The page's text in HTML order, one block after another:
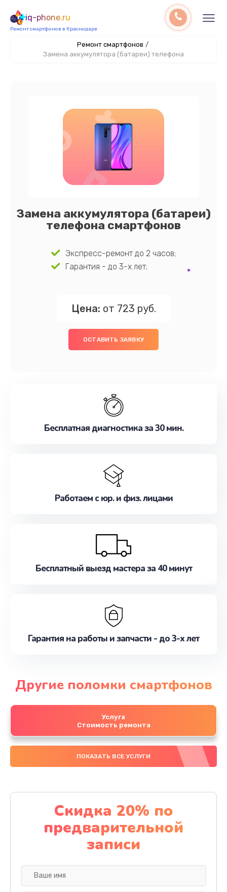
iq-phone.ru
Ремонт смартфонов в Краснодаре
Ремонт смартфонов /
Замена аккумулятора (батареи) телефона
Замена аккумулятора (батареи)
телефона смартфонов
Экспресс-ремонт до 2 часов;
Гарантия - до 3-х лет;
Цена: от 723 руб.
ОСТАВИТЬ ЗАЯВКУ
Бесплатная диагностика за 30 мин.
Работаем с юр. и физ. лицами
Бесплатный выезд мастера за 40 минут
Гарантия на работы и запчасти - до 3-х лет
Другие поломки смартфонов
Услуга
Стоимость ремонта
ПОКАЗАТЬ ВСЕ УСЛУГИ
Скидка 20% по
предварительной
записи